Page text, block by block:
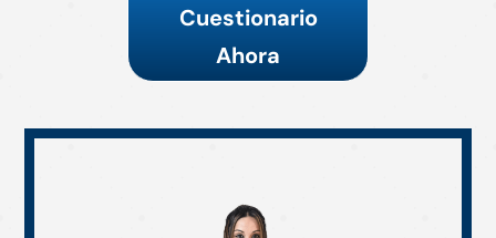
Cuestionario
Ahora